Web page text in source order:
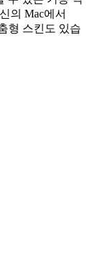
의 Mac에서
형 스킨도 있습